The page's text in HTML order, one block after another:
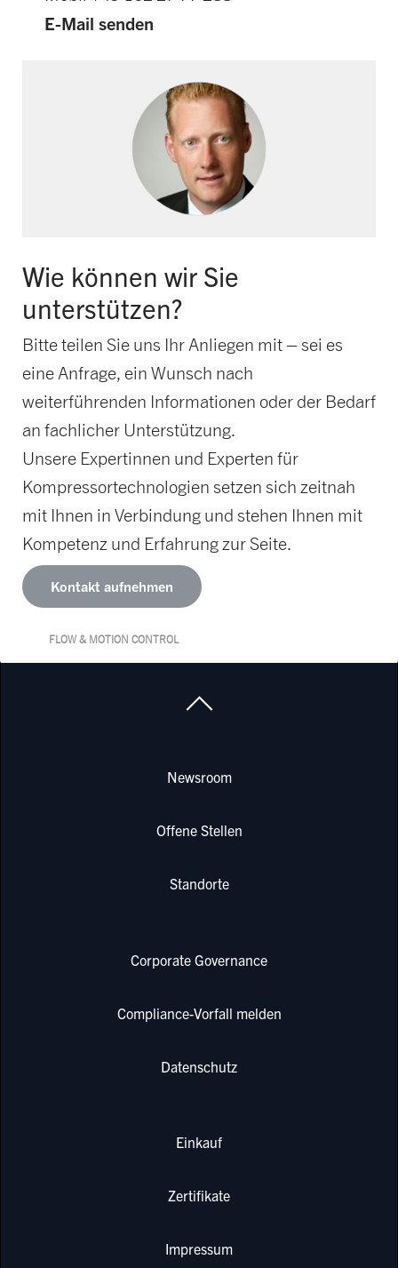
E-Mail senden
Wie können wir Sie
unterstützen?
Bitte teilen Sie uns Ihr Anliegen mit – sei es
eine Anfrage, ein Wunsch nach
weiterführenden Informationen oder der Bedarf
an fachlicher Unterstützung.
Unsere Expertinnen und Experten für
Kompressortechnologien setzen sich zeitnah
mit Ihnen in Verbindung und stehen Ihnen mit
Kompetenz und Erfahrung zur Seite.
Kontakt aufnehmen
FLOW & MOTION CONTROL
Newsroom
Offene Stellen
Standorte
Corporate Governance
Compliance-Vorfall melden
Datenschutz
Einkauf
Zertifikate
Impressum